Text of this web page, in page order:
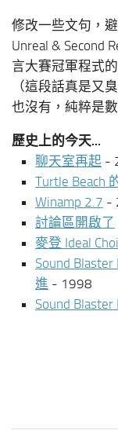
修改一些文句，
Unreal & Second
言大賽冠軍程式
（這段話真是又
也沒有，純粹是
歷史上的今天...
聊天室再起 -
Turtle Beach
Winamp 2.7 -
討論區開啟了
麥登 Ideal
Sound
進 - 1998
Sound